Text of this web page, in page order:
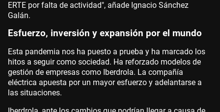
ERTE por falta de actividad", añade Ignacio Sánchez
Galán.
Esfuerzo, inversión y expansión por el mundo
Esta pandemia nos ha puesto a prueba y ha marcado los
hitos a seguir como sociedad. Ha reforzado modelos de
gestión de empresas como Iberdrola. La compañía
eléctrica apuesta por un mayor esfuerzo y adelantarse a
las situaciones.